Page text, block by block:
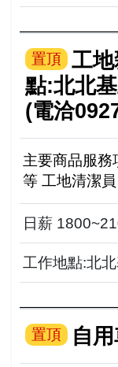
置頂
工
點:北北
(電洽
主要商品服務
等 工地清潔
2000元起（
力） 未來
日薪
工作地點:北
置頂 自